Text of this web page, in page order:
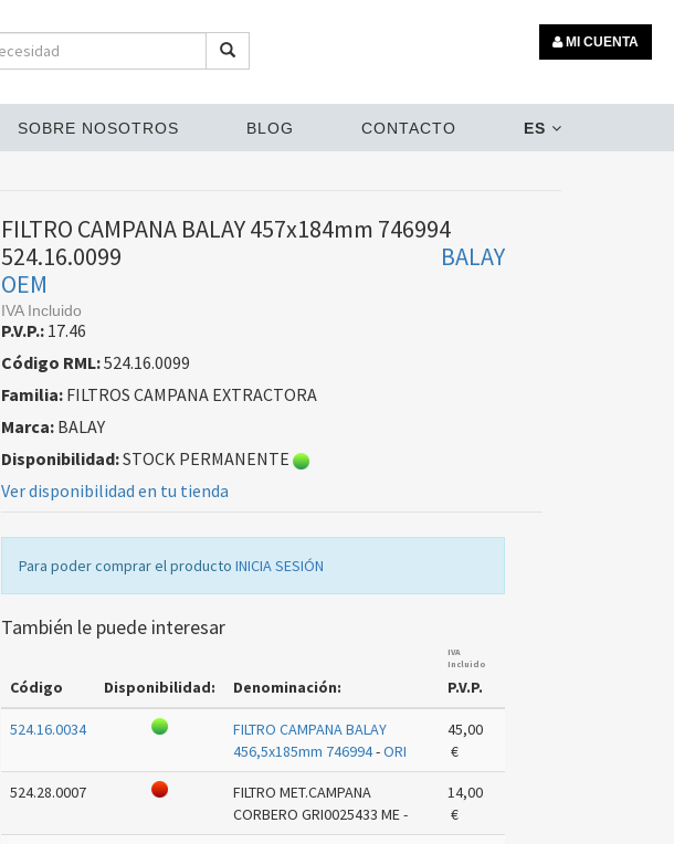
MI CUENTA
SOBRE NOSOTROS BLOG CONTACTO ES
FILTRO CAMPANA BALAY 457x184mm 746994
524.16.0099
BALAY
OEM
IVA Incluido
P.V.P.: 17.46
Código RML:524.16.0099
Familia:FILTROS CAMPANA EXTRACTORA
Marca:BALAY
Disponibilidad:STOCK PERMANENTE
Ver disponibilidad en tu tienda
Para poder comprar el producto INICIA SESIÓN
También le puede interesar
Código Disponibilidad: Denominación:
IVA
Incluido
P.V.P.
524.16.0034
FILTRO CAMPANA BALAY
456,5x185mm 746994-ORI
45,00
€
524.28.0007
FILTRO MET.CAMPANA
CORBERO GRI0025433 ME -
14,00
€